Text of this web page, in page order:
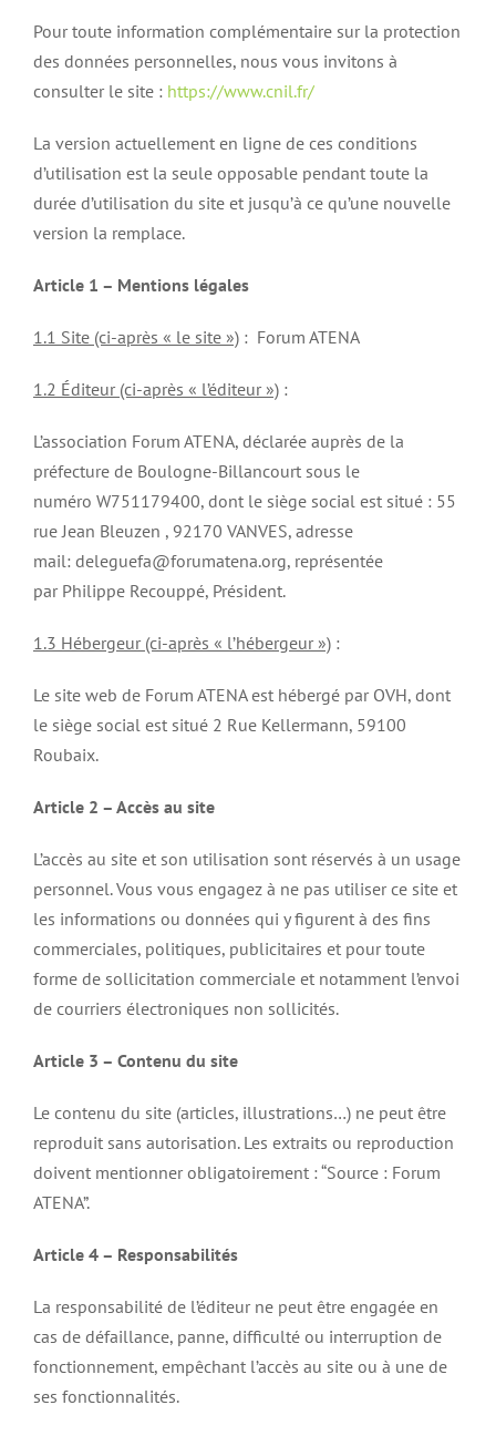
Pour toute information complémentaire sur la protection
des données personnelles, nous vous invitons à
consulter le site : https://www.cnil.fr/
La version actuellement en ligne de ces conditions
d’utilisation est la seule opposable pendant toute la
durée d’utilisation du site et jusqu’à ce qu’une nouvelle
version la remplace.
Article 1 – Mentions légales
1.1 Site (ci-après « le site ») : Forum ATENA
1.2 Éditeur (ci-après « l’éditeur ») :
L’association Forum ATENA, déclarée auprès de la
préfecture de Boulogne-Billancourt sous le
numéro W751179400, dont le siège social est situé : 55
rue Jean Bleuzen , 92170 VANVES, adresse
mail: deleguefa@forumatena.org, représentée
par Philippe Recouppé, Président.
1.3 Hébergeur (ci-après « l’hébergeur ») :
Le site web de Forum ATENA est hébergé par OVH, dont
le siège social est situé 2 Rue Kellermann, 59100
Roubaix.
Article 2 – Accès au site
L’accès au site et son utilisation sont réservés à un usage
personnel. Vous vous engagez à ne pas utiliser ce site et
les informations ou données qui y figurent à des fins
commerciales, politiques, publicitaires et pour toute
forme de sollicitation commerciale et notamment l’envoi
de courriers électroniques non sollicités.
Article 3 – Contenu du site
Le contenu du site (articles, illustrations…) ne peut être
reproduit sans autorisation. Les extraits ou reproduction
doivent mentionner obligatoirement : “Source : Forum
ATENA”.
Article 4 – Responsabilités
La responsabilité de l’éditeur ne peut être engagée en
cas de défaillance, panne, difficulté ou interruption de
fonctionnement, empêchant l’accès au site ou à une de
ses fonctionnalités.